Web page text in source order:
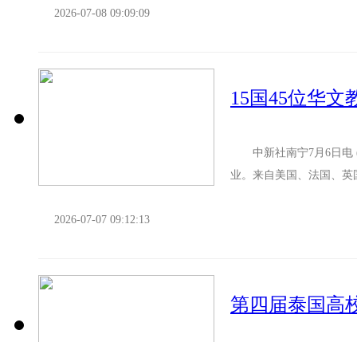
2026-07-08 09:09:09
15国45位华文
中新社南宁7月6日电 (韦佳秀 林浩)2026年“华文教育·华文教师”研习班6日在广西南宁结
业。来自美国、法国、
2026-07-07 09:12:13
第四届泰国高